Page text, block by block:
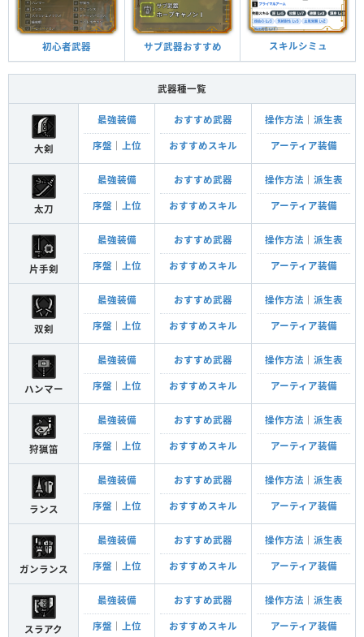
初心者武器 サブ武器おすすめ スキルシミュ
武器種一覧
大剣
最強装備
序盤 上位
おすすめ武器
おすすめスキル
操作方法 派生表
アーティア装備
太刀
最強装備
序盤 上位
おすすめ武器
おすすめスキル
操作方法 派生表
アーティア装備
片手剣
最強装備
序盤 上位
おすすめ武器
おすすめスキル
操作方法 派生表
アーティア装備
双剣
最強装備
序盤 上位
おすすめ武器
おすすめスキル
操作方法 派生表
アーティア装備
ハンマー
最強装備
序盤 上位
おすすめ武器
おすすめスキル
操作方法 派生表
アーティア装備
狩猟笛
最強装備
序盤 上位
おすすめ武器
おすすめスキル
操作方法 派生表
アーティア装備
ランス
最強装備
序盤 上位
おすすめ武器
おすすめスキル
操作方法 派生表
アーティア装備
ガンランス
最強装備
序盤 上位
おすすめ武器
おすすめスキル
操作方法 派生表
アーティア装備
スラアク
最強装備
序盤 上位
おすすめ武器
おすすめスキル
操作方法 派生表
アーティア装備